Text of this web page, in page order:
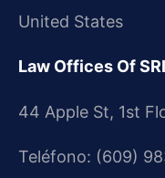
United States
Law Offices Of
44 Apple St, 1st
Teléfono: (609)